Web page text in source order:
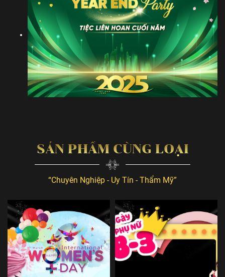
SẢN PHẨM CÙNG LOẠI
“Chuyên Nghiệp - Uy Tín - Thẩm Mỹ”